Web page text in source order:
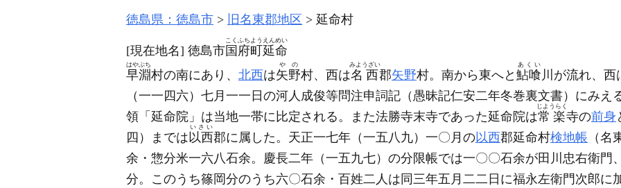
徳島県：徳島市 旧名東郡地区 延命村
[現在地名] 徳島市国府町延命
こくふちようえんめい
早淵
はやぶち
村の南にあり、 北西は矢野
やの
村、西は名西
みようざい
郡矢野村。南から東へと 鮎喰
あくい
川が流れ、
（一一四六） 七月一一日の河人成俊等問注申詞記 （愚昧記仁安二年冬巻裏文書） にみえ
領「延命院」は当地一帯に比定される。また法勝寺末寺であった延命院は常楽
じようらく
寺の前身
四）
までは以西
いさい
郡に属した。天正一七年 （一五八九） 一〇月の以西郡延命村検地帳 （名
余・惣分米一六八石余。慶長二年 （一五九七） の分限帳では一〇〇石余が田川忠右衛門
分。このうち篠岡分のうち六〇石余・百姓二人は同三年五月二二日に福永左衛門次郎に